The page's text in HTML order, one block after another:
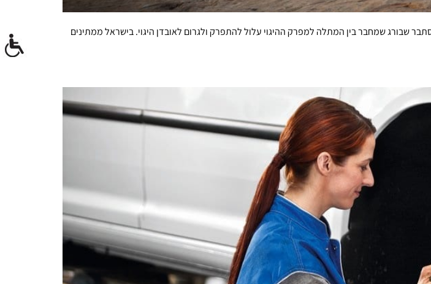
שבורג שמחבר בין המתלה למפרק ההיגוי עלול להתפרק ולגרום לאובדן היגוי. בישראל ממתינים